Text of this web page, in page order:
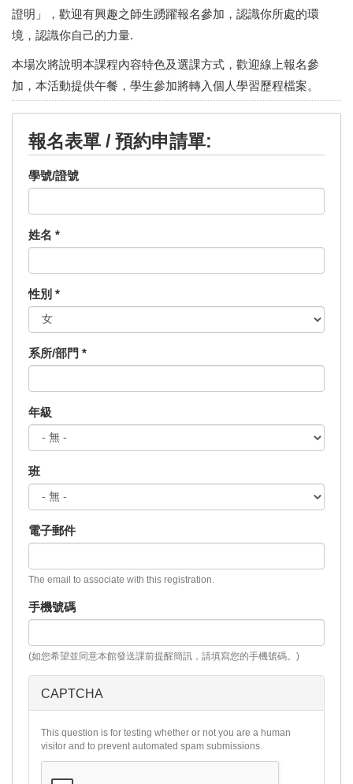
證明」，歡迎有興趣之師生踴躍報名參加，認識你所處的環
境，認識你自己的力量.
本場次將說明本課程內容特色及選課方式，歡迎線上報名參
加，本活動提供午餐，學生參加將轉入個人學習歷程檔案。
報名表單 / 預約申請單:
學號/證號
姓名 *
性別 *
系所/部門 *
年級
班
電子郵件
The email to associate with this registration.
手機號碼
(如您希望並同意本館發送課前提醒簡訊，請填寫您的手機號碼。)
CAPTCHA
This question is for testing whether or not you are a human
visitor and to prevent automated spam submissions.